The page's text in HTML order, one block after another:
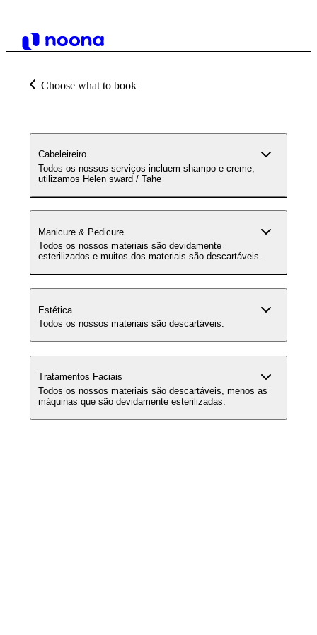
Choose what to book
Cabeleireiro
Todos os nossos serviços incluem shampo e creme,
utilizamos Helen sward / Tahe
Manicure & Pedicure
Todos os nossos materiais são devidamente
esterilizados e muitos dos materiais são descartáveis.
Estética
Todos os nossos materiais são descartáveis.
Tratamentos Faciais
Todos os nossos materiais são descartáveis, menos as
máquinas que são devidamente esterilizadas.